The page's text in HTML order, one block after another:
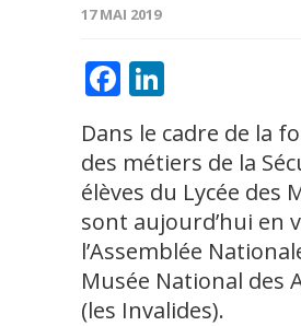
17 MAI 2019
Facebook
Dans le cadre de la
des métiers de la
élèves du Lycée des
sont aujourd’hui en
l’Assemblée
Musée National des
(les Invalides).